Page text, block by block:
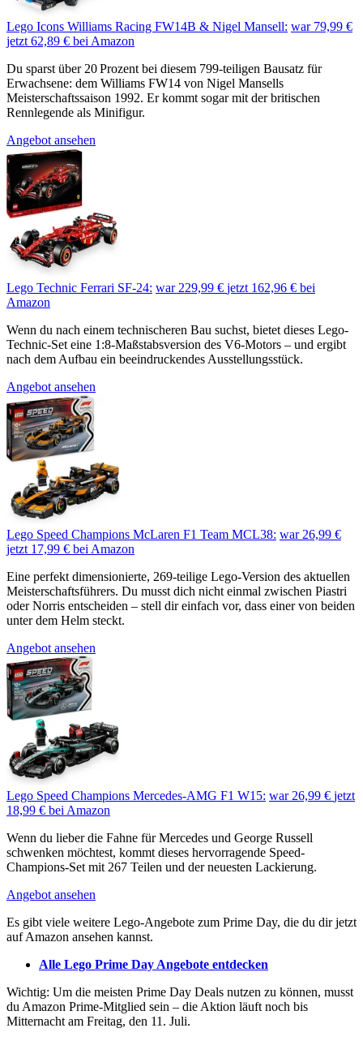
Lego Icons Williams Racing FW14B & Nigel Mansell: war 79,99 €
jetzt 62,89 € bei Amazon
Du sparst über 20 Prozent bei diesem 799-teiligen Bausatz für
Erwachsene: dem Williams FW14 von Nigel Mansells
Meisterschaftssaison 1992. Er kommt sogar mit der britischen
Rennlegende als Minifigur.
Angebot ansehen
Lego Technic Ferrari SF-24: war 229,99 € jetzt 162,96 € bei
Amazon
Wenn du nach einem technischeren Bau suchst, bietet dieses Lego-
Technic-Set eine 1:8-Maßstabsversion des V6-Motors – und ergibt
nach dem Aufbau ein beeindruckendes Ausstellungsstück.
Angebot ansehen
Lego Speed Champions McLaren F1 Team MCL38: war 26,99 €
jetzt 17,99 € bei Amazon
Eine perfekt dimensionierte, 269-teilige Lego-Version des aktuellen
Meisterschaftsführers. Du musst dich nicht einmal zwischen Piastri
oder Norris entscheiden – stell dir einfach vor, dass einer von beiden
unter dem Helm steckt.
Angebot ansehen
Lego Speed Champions Mercedes-AMG F1 W15: war 26,99 € jetzt
18,99 € bei Amazon
Wenn du lieber die Fahne für Mercedes und George Russell
schwenken möchtest, kommt dieses hervorragende Speed-
Champions-Set mit 267 Teilen und der neuesten Lackierung.
Angebot ansehen
Es gibt viele weitere Lego-Angebote zum Prime Day, die du dir jetzt
auf Amazon ansehen kannst.
Alle Lego Prime Day Angebote entdecken
Wichtig: Um die meisten Prime Day Deals nutzen zu können, musst
du Amazon Prime-Mitglied sein – die Aktion läuft noch bis
Mitternacht am Freitag, den 11. Juli.